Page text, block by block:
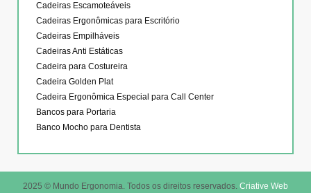
Cadeiras Escamoteáveis
Cadeiras Ergonômicas para Escritório
Cadeiras Empilháveis
Cadeiras Anti Estáticas
Cadeira para Costureira
Cadeira Golden Plat
Cadeira Ergonômica Especial para Call Center
Bancos para Portaria
Banco Mocho para Dentista
2025 © Mundo Ergonomia. Todos os direitos reservados. Criative Web